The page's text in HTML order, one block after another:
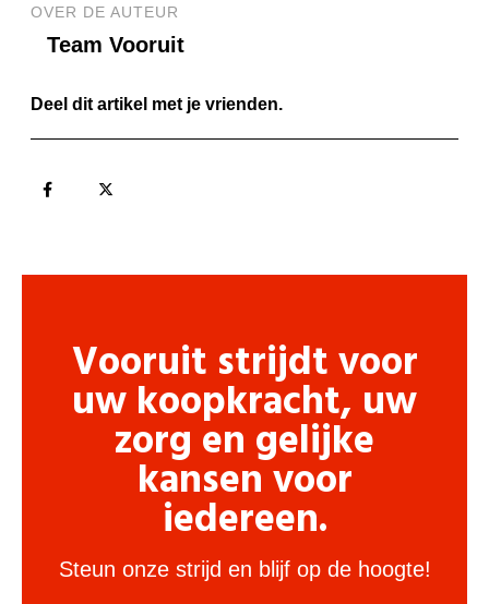
OVER DE AUTEUR
Team Vooruit
Deel dit artikel met je vrienden.
Vooruit strijdt voor
uw koopkracht, uw
zorg en gelijke
kansen voor
iedereen.
Steun onze strijd en blijf op de hoogte!